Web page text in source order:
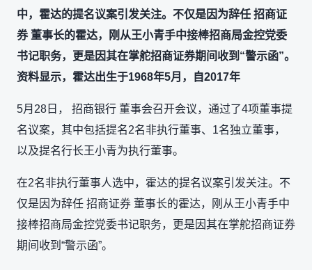
中，霍达的提名议案引发关注。不仅是因为辞任 招商证
券 董事长的霍达，刚从王小青手中接棒招商局金控党委
书记职务，更是因其在掌舵招商证券期间收到“警示函”。
资料显示，霍达出生于1968年5月，自2017年
5月28日， 招商银行 董事会召开会议，通过了4项董事提
名议案，其中包括提名2名非执行董事、1名独立董事，
以及提名行长王小青为执行董事。
在2名非执行董事人选中，霍达的提名议案引发关注。不
仅是因为辞任 招商证券 董事长的霍达，刚从王小青手中
接棒招商局金控党委书记职务，更是因其在掌舵招商证券
期间收到“警示函”。